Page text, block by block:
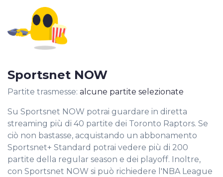
Sportsnet NOW
Partite trasmesse: alcune partite selezionate
Su Sportsnet NOW potrai guardare in diretta
streaming più di 40 partite dei Toronto Raptors. Se
ciò non bastasse, acquistando un abbonamento
Sportsnet+ Standard potrai vedere più di 200
partite della regular season e dei playoff. Inoltre,
con Sportsnet NOW si può richiedere l'NBA League